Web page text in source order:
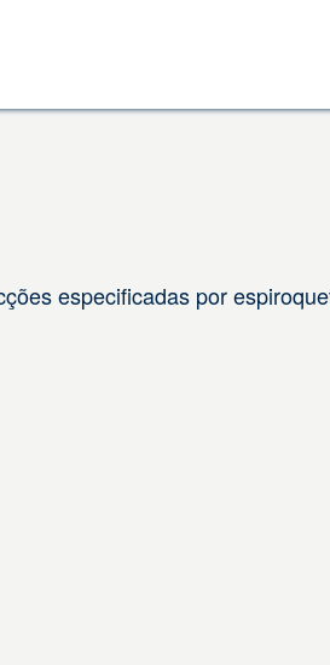
especificadas por